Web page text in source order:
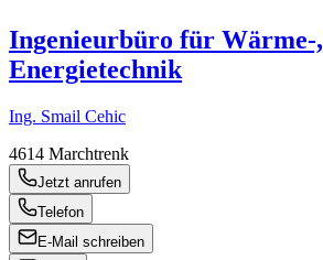
Ingenieurbüro für Wärme-
Energietechnik
Ing. Smail Cehic
4614 Marchtrenk
Jetzt anrufen
Telefon
E-Mail schreiben